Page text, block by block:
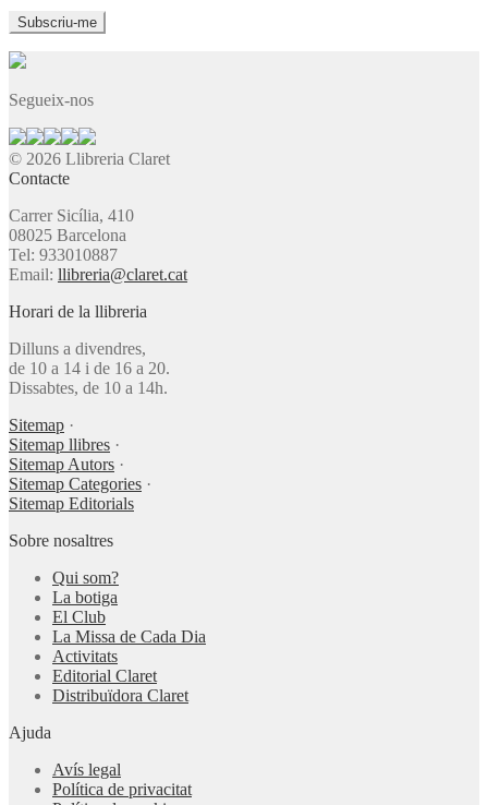
Segueix-nos
© 2026 Llibreria Claret
Contacte
Carrer Sicília, 410
08025 Barcelona
Tel: 933010887
Email: llibreria@claret.cat
Horari de la llibreria
Dilluns a divendres,
de 10 a 14 i de 16 a 20.
Dissabtes, de 10 a 14h.
Sitemap ·
Sitemap llibres ·
Sitemap Autors ·
Sitemap Categories ·
Sitemap Editorials
Sobre nosaltres
Qui som?
La botiga
El Club
La Missa de Cada Dia
Activitats
Editorial Claret
Distribuïdora Claret
Ajuda
Avís legal
Política de privacitat